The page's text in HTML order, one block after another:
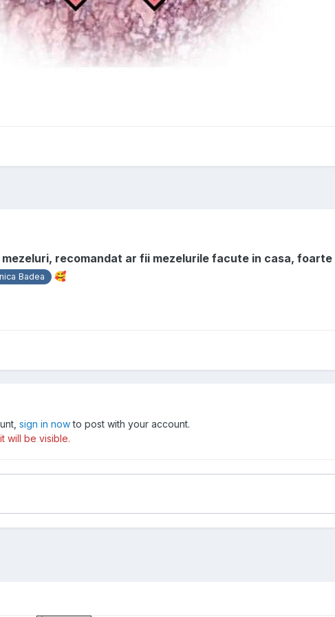
mezeluri, recomandat ar fii mezelurile facute in casa, foarte
Badea 🥰
sign in nowto post with your account.
will be visible.